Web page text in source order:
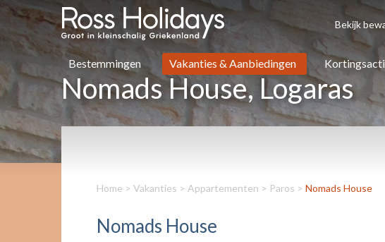
Bekijk
Bestemmingen Vakanties & Aanbiedingen
Nomads House, Logaras
Home > Vakanties > Appartementen > Paros > Nomads House
Nomads House